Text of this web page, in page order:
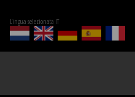
Lingua selezionata IT